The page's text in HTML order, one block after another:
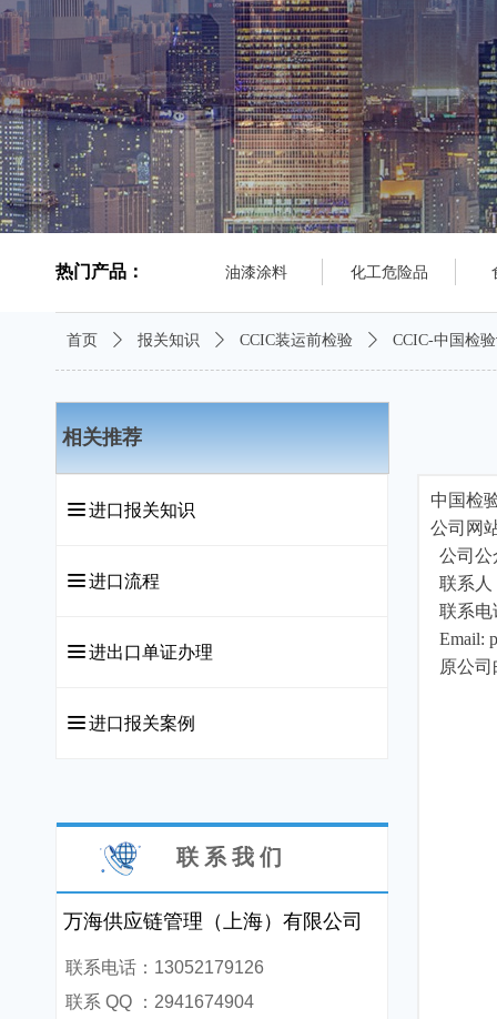
油漆涂料 化工危险品
热门产品：
相关推荐
끀进口报关知识
끀进口流程
끀进出口单证办理
끀进口报关案例
中国检
公司网
公司公
联系人
联系电
Email:
原公司
联系电话：13052179126
联系 QQ ：2941674904
万海供应链管理（上海）有限公司
联 系 我 们
首页 ꄲ 报关知识 ꄲ CCIC装运前检验 ꄲ CCIC-中国检